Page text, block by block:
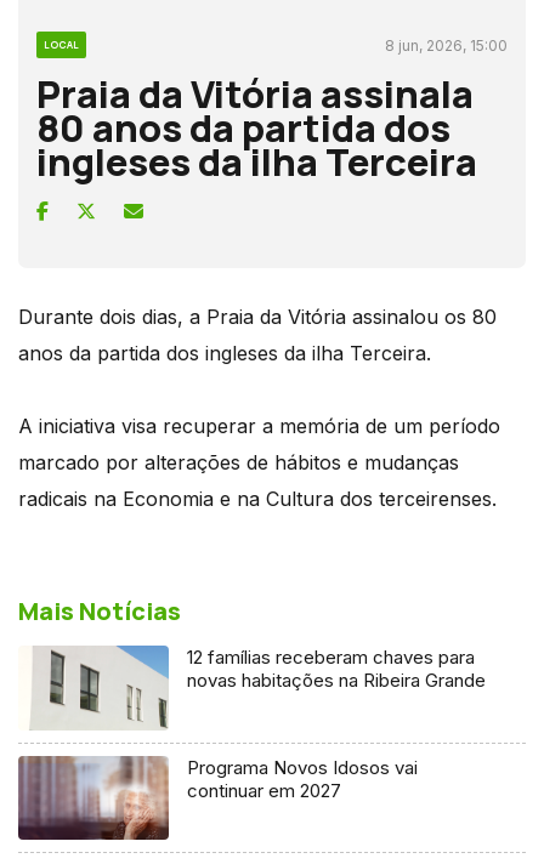
LOCAL 8 jun, 2026, 15:00
Praia da Vitória assinala
80 anos da partida dos
ingleses da ilha Terceira
Durante dois dias, a Praia da Vitória assinalou os 80
anos da partida dos ingleses da ilha Terceira.
A iniciativa visa recuperar a memória de um período
marcado por alterações de hábitos e mudanças
radicais na Economia e na Cultura dos terceirenses.
Mais Notícias
12 famílias receberam chaves para
novas habitações na Ribeira Grande
Programa Novos Idosos vai
continuar em 2027